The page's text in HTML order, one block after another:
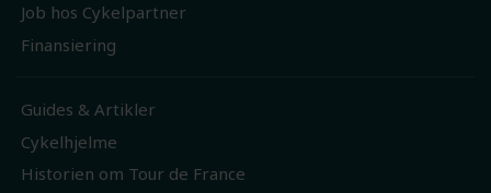
Job hos Cykelpartner
Finansiering
Guides & Artikler
Cykelhjelme
Historien om Tour de France